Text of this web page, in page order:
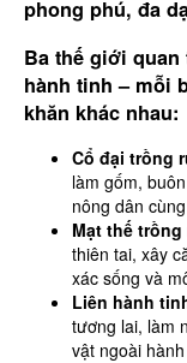
phong phú, đa
Ba thế giới
hành tinh – mỗi
khăn khác nhau:
Cổ đại trồng
làm gốm,
nông dân
Mạt thế
thiên tai, xây
xác sống và
Liên hành
tương lai, làm
vật ngoài